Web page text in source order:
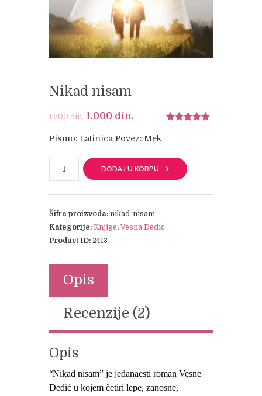
Nikad nisam
1.200din. Original
was:
1.200 din..
1.000 din.
is:
1.000 din..
Pismo: Latinica Povez: Mek
DODAJ U KORPU
Šifra proizvoda: nikad-nisam
Kategorije: Knjige, Vesna Dedic
Product ID: 2413
Opis
Recenzije (2)
Opis
“Nikad nisam” je jedanaesti roman Vesne
Dedić u kojem četiri lepe, zanosne,